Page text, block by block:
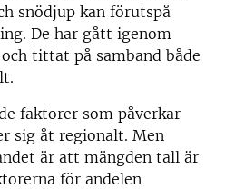
snödjup kan förutspå
De har gått igenom
tittat på samband både
faktorer som påverkar
sig åt regionalt. Men
är att mängden tall är
för andelen